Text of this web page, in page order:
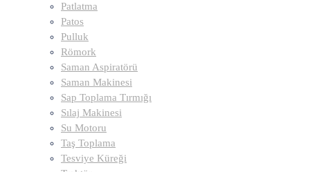
Patlatma
Patos
Pulluk
Römork
Saman Aspiratörü
Saman Makinesi
Sap Toplama Tırmığı
Sılaj Makinesi
Su Motoru
Taş Toplama
Tesviye Küreği